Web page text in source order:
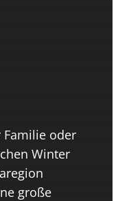
Familie oder
Winter
große